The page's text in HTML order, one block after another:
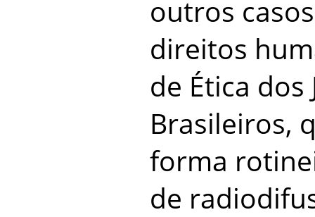
outros
direitos
de Ética dos
Brasileiros,
forma
de